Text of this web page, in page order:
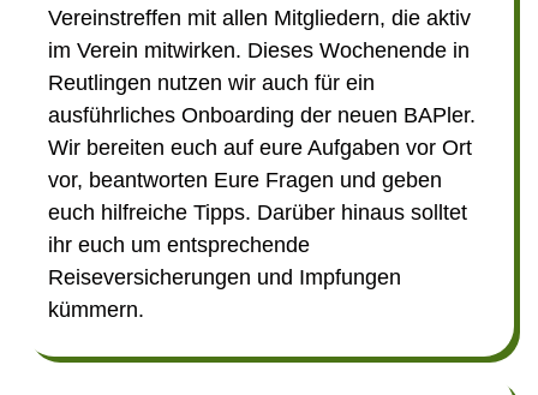
Vereinstreffen mit allen Mitgliedern, die aktiv
im Verein mitwirken. Dieses Wochenende in
Reutlingen nutzen wir auch für ein
ausführliches Onboarding der neuen BAPler.
Wir bereiten euch auf eure Aufgaben vor Ort
vor, beantworten Eure Fragen und geben
euch hilfreiche Tipps. Darüber hinaus solltet
ihr euch um entsprechende
Reiseversicherungen und Impfungen
kümmern.